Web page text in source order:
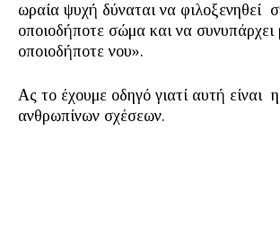
ωραία ψυχή δύναται να φιλοξενηθεί
οποιοδήποτε σώμα και να συνυπάρχει
οποιοδήποτε νου».
Ας το έχουμε οδηγό γιατί αυτή
ανθρωπίνων σχέσεων.